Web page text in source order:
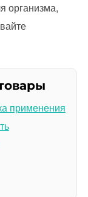
организма,
применения